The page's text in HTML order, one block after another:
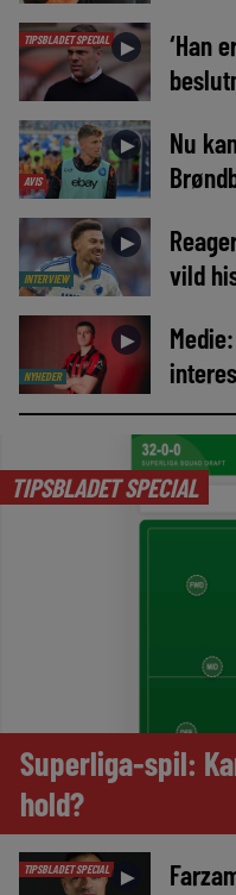
TIPSBLADET SPECIAL ►
‘Han
AVIS
►
Nu
INTERVIEW
►
vild
NYHEDER
►
TIPSBLADET SPECIAL
Superliga-spil:
hold?
TIPSBLADET SPECIAL ►